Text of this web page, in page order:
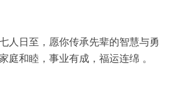
人日至，愿你传承先辈的智慧与勇
庭和睦，事业有成，福运连绵 。